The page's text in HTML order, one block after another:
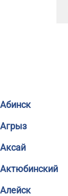
Абинск
Агрыз
Аксай
Актюбинский
Алейск